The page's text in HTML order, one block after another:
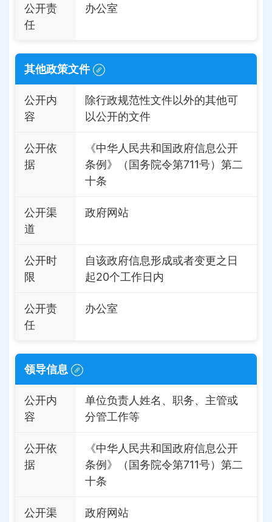
公开责
任
办公室
其他政策文件
公开内
容
除行政规范性文件以外的其他可
以公开的文件
公开依
据
《中华人民共和国政府信息公开
条例》（国务院令第711号）第二
十条
公开渠
道
政府网站
公开时
限
自该政府信息形成或者变更之日
起20个工作日内
公开责
任
办公室
领导信息
公开内
容
单位负责人姓名、职务、主管或
分管工作等
公开依
据
《中华人民共和国政府信息公开
条例》（国务院令第711号）第二
十条
公开渠
政府网站